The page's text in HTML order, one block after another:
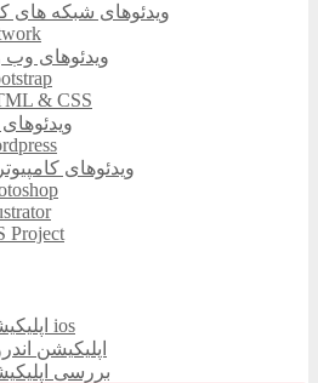
ویدئوهای شبکه های
ویدئوهای وب
& CSS
ویدئوهای
Project
اپلیکیشن ios
اپلیکیشن
بررسی